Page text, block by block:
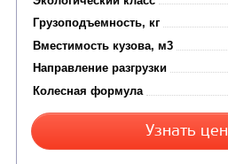
Экологический класс
Грузоподъемность, кг
Вместимость кузова, м3
Направление разгрузки